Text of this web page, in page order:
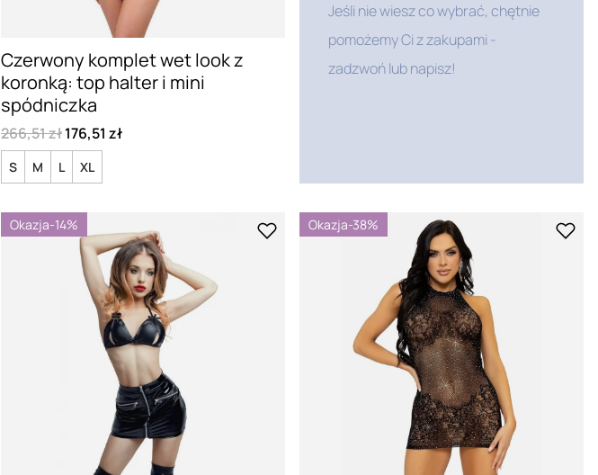
Czerwony komplet wet look z
koronką: top halter i mini
spódniczka
266,51 zł176,51 zł
S M L XL
Okazja-14% Okazja-38%
Jeśli nie wiesz co wybrać, chętnie
pomożemy Ci z zakupami -
zadzwoń lub napisz!